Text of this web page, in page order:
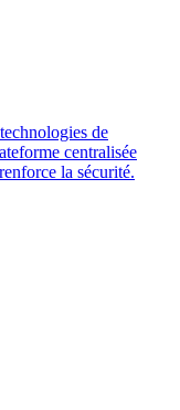
de
centralisée
la sécurité.